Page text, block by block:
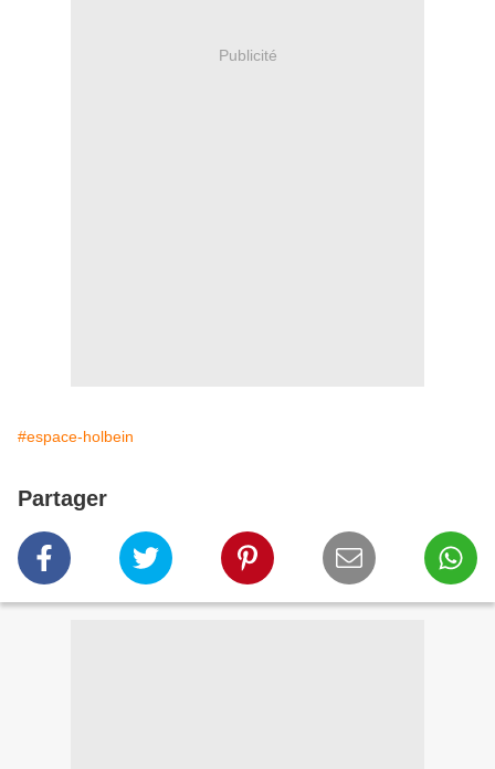
Publicité
#espace-holbein
Partager